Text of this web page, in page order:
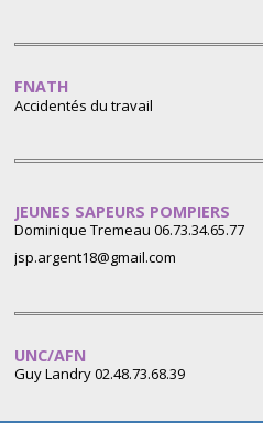
FNATH
Accidentés du travail
JEUNES SAPEURS POMPIERS
Dominique Tremeau06.73.34.65.77
jsp.argent18@gmail.com
UNC/AFN
Guy Landry 02.48.73.68.39